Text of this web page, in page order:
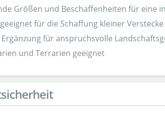
Größen und Beschaffenheiten für eine
für die Schaffung kleiner
für anspruchsvolle
und Terrarien geeignet